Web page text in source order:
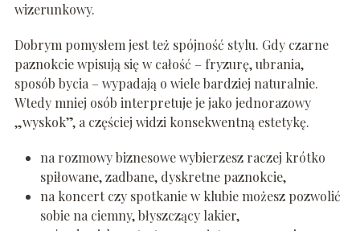
wizerunkowy.
Dobrym pomysłem jest też spójność stylu. Gdy czarne
paznokcie wpisują się w całość – fryzurę, ubrania,
sposób bycia – wypadają o wiele bardziej naturalnie.
Wtedy mniej osób interpretuje je jako jednorazowy
„wyskok”, a częściej widzi konsekwentną estetykę.
na rozmowy biznesowe wybierzesz raczej krótko
spiłowane, zadbane, dyskretne paznokcie,
na koncert czy spotkanie w klubie możesz pozwolić
sobie na ciemny, błyszczący lakier,